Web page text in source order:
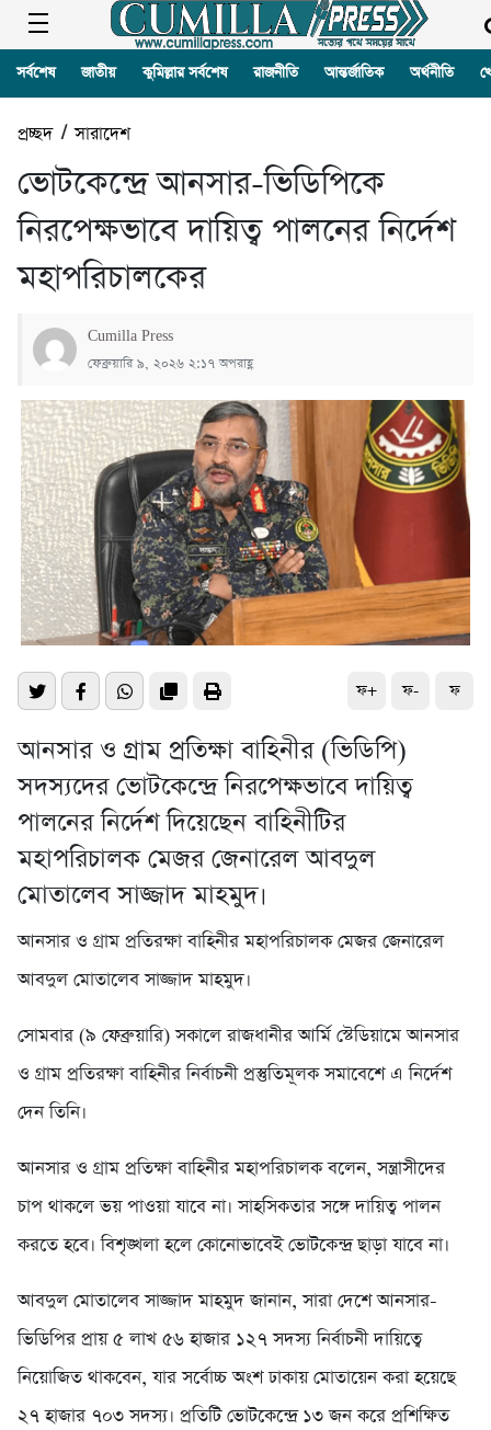
সর্বশেষ জাতীয় কুমিল্লার সর্বশেষ রাজনীতি আন্তর্জাতিক অর্থনীতি
প্রচ্ছদ/সারাদেশ
ভোটকেন্দ্রে আনসার-ভিডিপিকে
নিরপেক্ষভাবে দায়িত্ব পালনের নির্দেশ
মহাপরিচালকের
Cumilla Press
ফেব্রুয়ারি ৯, ২০২৬ ২:১৭ অপরাহ্ণ
ফ+ ফ- ফ
আনসার ও গ্রাম প্রতিক্ষা বাহিনীর (ভিডিপি)
সদস্যদের ভোটকেন্দ্রে নিরপেক্ষভাবে দায়িত্ব
পালনের নির্দেশ দিয়েছেন বাহিনীটির
মহাপরিচালক মেজর জেনারেল আবদুল
মোতালেব সাজ্জাদ মাহমুদ।
আনসার ও গ্রাম প্রতিরক্ষা বাহিনীর মহাপরিচালক মেজর জেনারেল
আবদুল মোতালেব সাজ্জাদ মাহমুদ।
সোমবার (৯ ফেব্রুয়ারি) সকালে রাজধানীর আর্মি স্টেডিয়ামে আনসার
ও গ্রাম প্রতিরক্ষা বাহিনীর নির্বাচনী প্রস্তুতিমূলক সমাবেশে এ নির্দেশ
দেন তিনি।
আনসার ও গ্রাম প্রতিক্ষা বাহিনীর মহাপরিচালক বলেন, সন্ত্রাসীদের
চাপ থাকলে ভয় পাওয়া যাবে না। সাহসিকতার সঙ্গে দায়িত্ব পালন
করতে হবে। বিশৃঙ্খলা হলে কোনোভাবেই ভোটকেন্দ্র ছাড়া যাবে না।
আবদুল মোতালেব সাজ্জাদ মাহমুদ জানান, সারা দেশে আনসার-
ভিডিপির প্রায় ৫ লাখ ৫৬ হাজার ১২৭ সদস্য নির্বাচনী দায়িত্বে
নিয়োজিত থাকবেন, যার সর্বোচ্চ অংশ ঢাকায় মোতায়েন করা হয়েছে
২৭ হাজার ৭০৩ সদস্য। প্রতিটি ভোটকেন্দ্রে ১৩ জন করে প্রশিক্ষিত